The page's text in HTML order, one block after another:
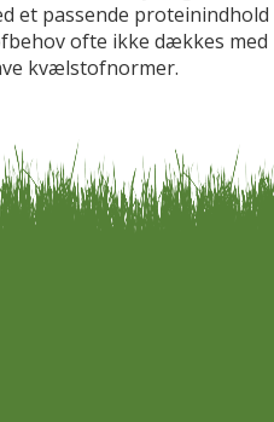
et passende proteinindhold
ofte ikke dækkes med
kvælstofnormer.